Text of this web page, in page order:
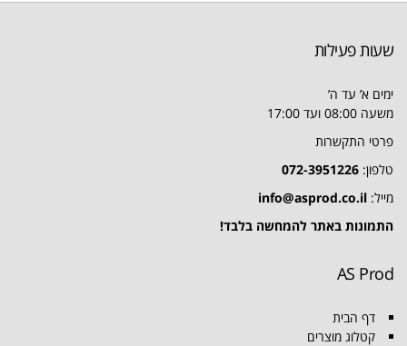
שעות פעילות
ימים א’ עד ה’
משעה 08:00 ועד 17:00
פרטי התקשרות
טלפון: 072-3951226
מייל: info@asprod.co.il
התמונות באתר להמחשה בלבד!
AS Prod
דף הבית
קטלוג מוצרים